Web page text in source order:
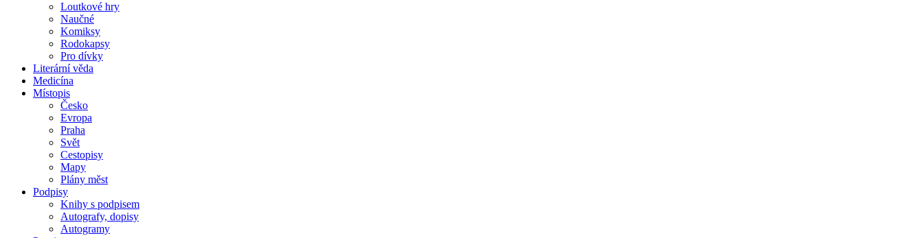
Loutkové hry
Naučné
Komiksy
Rodokapsy
Pro dívky
Literární věda
Medicína
Místopis
Česko
Evropa
Praha
Svět
Cestopisy
Mapy
Plány měst
Podpisy
Knihy s podpisem
Autografy, dopisy
Autogramy